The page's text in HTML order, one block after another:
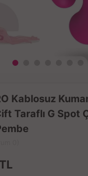
Kablosuz
Taraflı G Spot
TL